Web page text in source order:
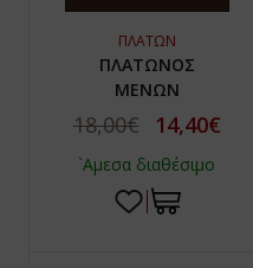
ΠΛΑΤΩΝ
ΠΛΑΤΩΝΟΣ
ΜΕΝΩΝ
18,00€ 14,40€
`Αμεσα διαθέσιμο